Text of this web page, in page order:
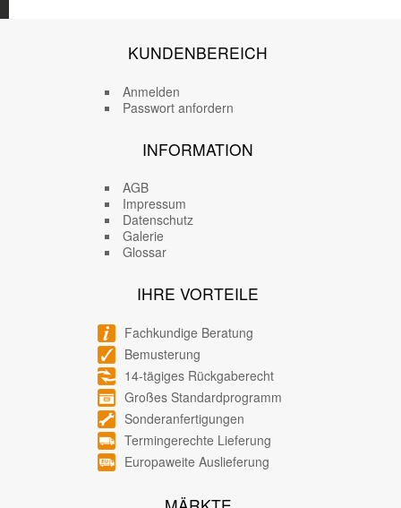
KUNDENBEREICH
Anmelden
Passwort anfordern
INFORMATION
AGB
Impressum
Datenschutz
Galerie
Glossar
IHRE VORTEILE
Fachkundige Beratung
Bemusterung
14-tägiges Rückgaberecht
Großes Standardprogramm
Sonderanfertigungen
Termingerechte Lieferung
Europaweite Auslieferung